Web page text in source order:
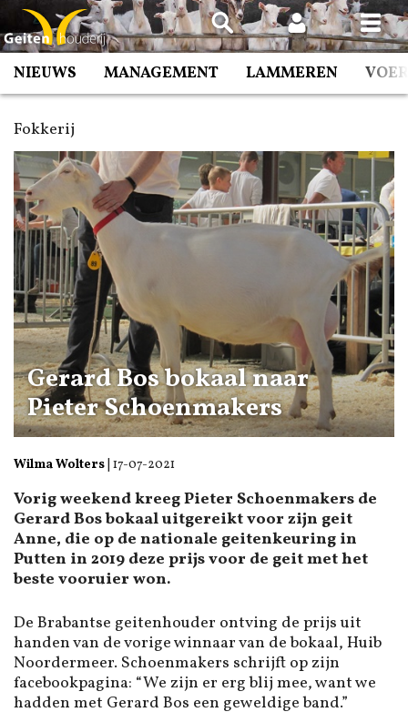
Spring
naar
inhoud
NIEUWS MANAGEMENT LAMMEREN
Fokkerij
Gerard Bos bokaal naar
Pieter Schoenmakers
Wilma Wolters 17-07-2021
Vorig weekend kreeg Pieter Schoenmakers de
Gerard Bos bokaal uitgereikt voor zijn geit
Anne, die op de nationale geitenkeuring in
Putten in 2019 deze prijs voor de geit met het
beste vooruier won.
De Brabantse geitenhouder ontving de prijs uit
handen van de vorige winnaar van de bokaal, Huib
Noordermeer. Schoenmakers schrijft op zijn
facebookpagina: “We zijn er erg blij mee, want we
hadden met Gerard Bos een geweldige band.”